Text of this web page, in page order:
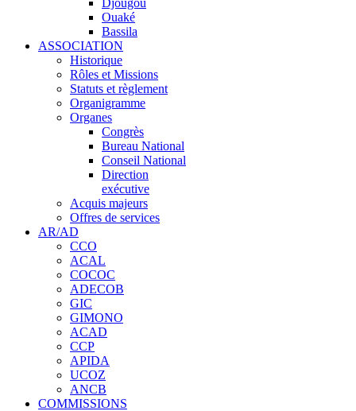
Djougou
Ouaké
Bassila
ASSOCIATION
Historique
Rôles et Missions
Statuts et règlement
Organigramme
Organes
Congrès
Bureau National
Conseil National
Direction
exécutive
Acquis majeurs
Offres de services
AR/AD
CCO
ACAL
COCOC
ADECOB
GIC
GIMONO
ACAD
CCP
APIDA
UCOZ
ANCB
COMMISSIONS